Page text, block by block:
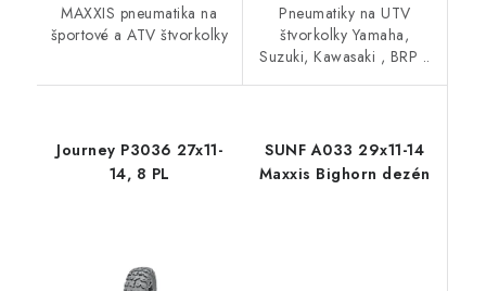
MAXXIS pneumatika na
športové a ATV štvorkolky
Pneumatiky na UTV
štvorkolky Yamaha,
Suzuki, Kawasaki , BRP ..
Journey P3036 27x11-
14, 8 PL
SUNF A033 29x11-14
Maxxis Bighorn dezén